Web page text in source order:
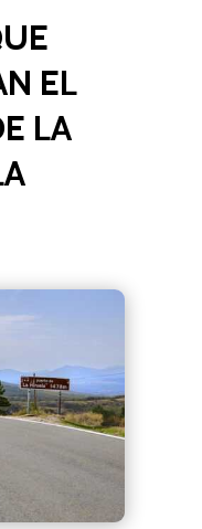
EL
LA